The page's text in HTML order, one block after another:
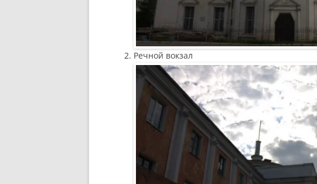
Речной вокзал